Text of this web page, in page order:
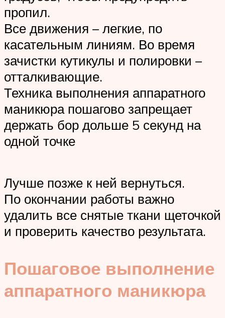
пропил.
Все движения – легкие, по
касательным линиям. Во время
зачистки кутикулы и полировки –
отталкивающие.
Техника выполнения аппаратного
маникюра пошагово запрещает
держать бор дольше 5 секунд на
одной точке
Лучше позже к ней вернуться.
По окончании работы важно
удалить все снятые ткани щеточкой
и проверить качество результата.
Пошаговое выполнение
аппаратного маникюра